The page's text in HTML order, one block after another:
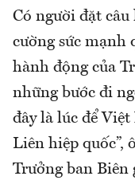
Có người đặt
cường sức mạnh
hành động của
những bước đi
đây là lúc để
Liên hiệp quốc”,
Trưởng ban